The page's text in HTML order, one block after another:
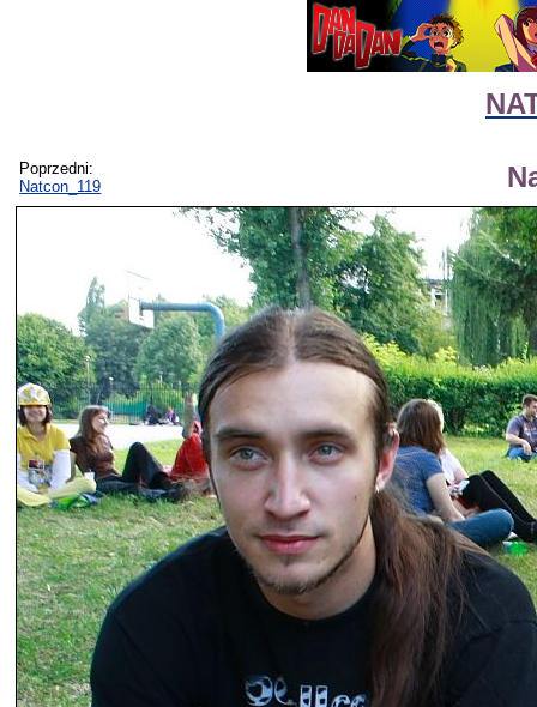
Poprzedni:
Natcon_119